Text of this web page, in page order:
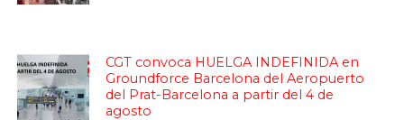
CGT convoca HUELGA INDEFINIDA en
Groundforce Barcelona del Aeropuerto
del Prat-Barcelona a partir del 4 de
agosto